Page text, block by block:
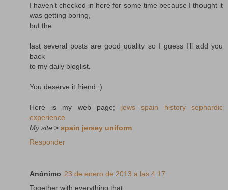
I haven’t checked in here for some time because I thought it
was getting boring,
but the
last several posts are good quality so I guess I’ll add you
back
to my daily bloglist.
You deserve it friend :)
Here is my web page; jews spain history sephardic
experience
My site > spain jersey uniform
Responder
Anónimo 23 de enero de 2013 a las 4:17
Together with everything that